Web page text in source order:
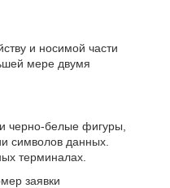
и носимой части
мере двумя
черно-белые фигуры,
символов данных.
терминалах.
заявки